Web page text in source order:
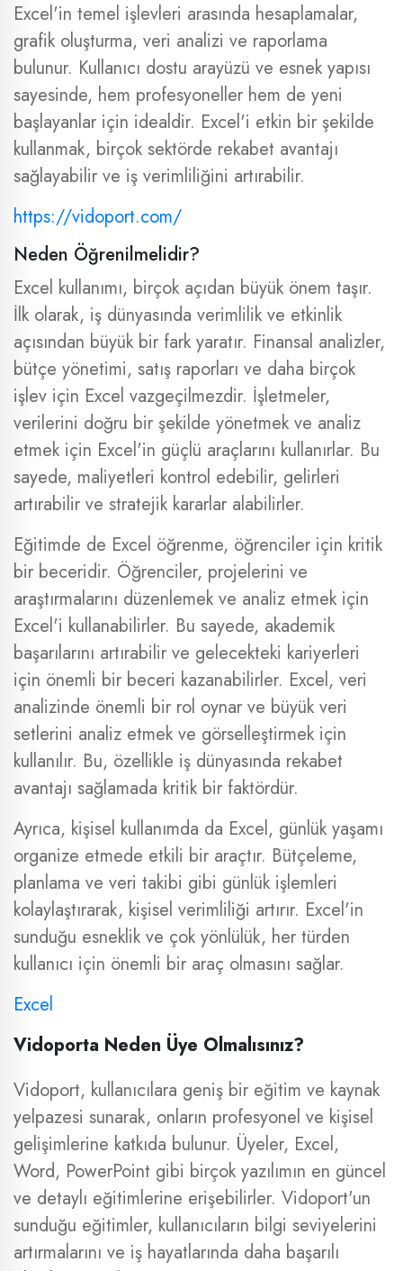
Excel'in temel işlevleri arasında hesaplamalar,
grafik oluşturma, veri analizi ve raporlama
bulunur. Kullanıcı dostu arayüzü ve esnek yapısı
sayesinde, hem profesyoneller hem de yeni
başlayanlar için idealdir. Excel'i etkin bir şekilde
kullanmak, birçok sektörde rekabet avantajı
sağlayabilir ve iş verimliliğini artırabilir.
https://vidoport.com/
Neden Öğrenilmelidir?
Excel kullanımı, birçok açıdan büyük önem taşır.
İlk olarak, iş dünyasında verimlilik ve etkinlik
açısından büyük bir fark yaratır. Finansal analizler,
bütçe yönetimi, satış raporları ve daha birçok
işlev için Excel vazgeçilmezdir. İşletmeler,
verilerini doğru bir şekilde yönetmek ve analiz
etmek için Excel'in güçlü araçlarını kullanırlar. Bu
sayede, maliyetleri kontrol edebilir, gelirleri
artırabilir ve stratejik kararlar alabilirler.
Eğitimde de Excel öğrenme, öğrenciler için kritik
bir beceridir. Öğrenciler, projelerini ve
araştırmalarını düzenlemek ve analiz etmek için
Excel'i kullanabilirler. Bu sayede, akademik
başarılarını artırabilir ve gelecekteki kariyerleri
için önemli bir beceri kazanabilirler. Excel, veri
analizinde önemli bir rol oynar ve büyük veri
setlerini analiz etmek ve görselleştirmek için
kullanılır. Bu, özellikle iş dünyasında rekabet
avantajı sağlamada kritik bir faktördür.
Ayrıca, kişisel kullanımda da Excel, günlük yaşamı
organize etmede etkili bir araçtır. Bütçeleme,
planlama ve veri takibi gibi günlük işlemleri
kolaylaştırarak, kişisel verimliliği artırır. Excel'in
sunduğu esneklik ve çok yönlülük, her türden
kullanıcı için önemli bir araç olmasını sağlar.
Excel
Vidoporta Neden Üye Olmalısınız?
Vidoport, kullanıcılara geniş bir eğitim ve kaynak
yelpazesi sunarak, onların profesyonel ve kişisel
gelişimlerine katkıda bulunur. Üyeler, Excel,
Word, PowerPoint gibi birçok yazılımın en güncel
ve detaylı eğitimlerine erişebilirler. Vidoport'un
sunduğu eğitimler, kullanıcıların bilgi seviyelerini
artırmalarını ve iş hayatlarında daha başarılı